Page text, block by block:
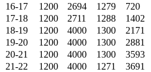
16-17
1200 2694 1279 720
17-18
1200 2711 1288 1402
18-19
1200 4000 1300 2171
19-20
1200 4000 1300 2881
20-21
1200 4000 1300 3593
21-22
1200 4000 1271 3691